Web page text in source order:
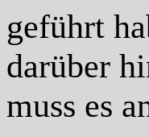
geführt
darüber
muss es